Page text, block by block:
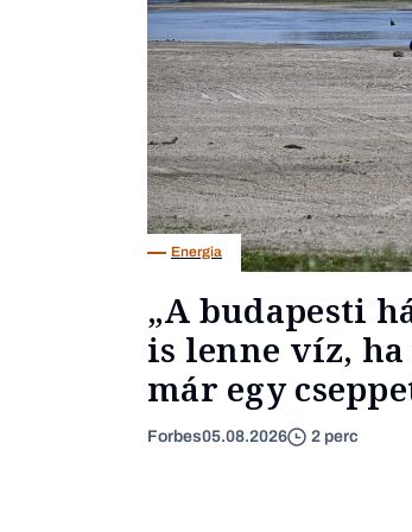
Energia
„A budapesti
is lenne víz, ha
már egy
Forbes05.08.2026 2 perc